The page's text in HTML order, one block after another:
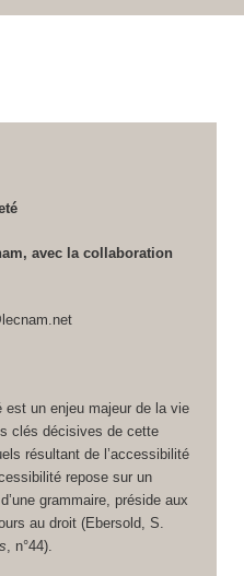
avec la collaboration
est un enjeu majeur de la vie
clés décisives de cette
résultant de l’accessibilité
repose sur un
grammaire, préside aux
au droit (Ebersold, S.
, n°44).